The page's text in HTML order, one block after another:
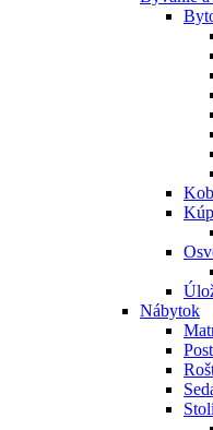
Nábytok